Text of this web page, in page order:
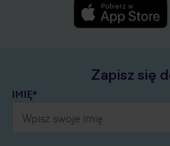
Zapisz się
IMIĘ*